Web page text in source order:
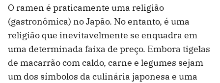
O ramen é praticamente uma religião
(gastronômica) no Japão. No entanto, é uma
religião que inevitavelmente se enquadra em
uma determinada faixa de preço. Embora tigelas
de macarrão com caldo, carne e legumes sejam
um dos símbolos da culinária japonesa e uma